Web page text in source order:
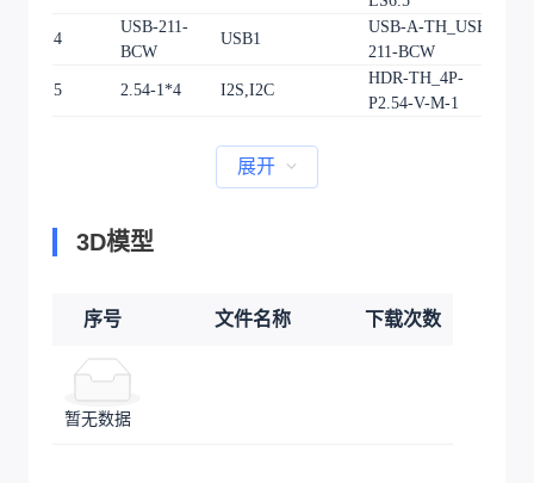
4
USB-211-
BCW
USB1
USB-A-TH_USB-
211-BCW
5 2.54-1*4 I2S,I2C
HDR-TH_4P-
P2.54-V-M-1
展开
3D模型
序号 文件名称 下载次数
暂无数据